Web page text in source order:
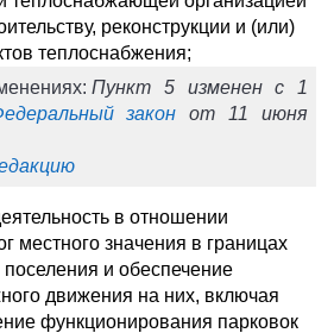
реконструкции и (или)
теплоснабжения;
Пункт 5 изменен с 1
закон от 11 июня
в отношении
местного значения в границах
и обеспечение
движения на них, включая
функционирования парковок